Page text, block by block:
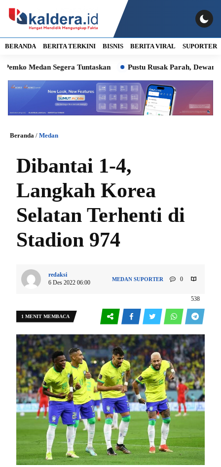
BERANDA BERITA TERKINI BISNIS BERITA VIRAL SUPORTER
Medan Segera Tuntaskan Pustu Rusak Parah, Dewan Minta
Beranda / Medan
Dibantai 1-4,
Langkah Korea
Selatan Terhenti di
Stadion 974
redaksi
6 Des 2022 06:00
MEDAN SUPORTER 0
538
1 MENIT MEMBACA